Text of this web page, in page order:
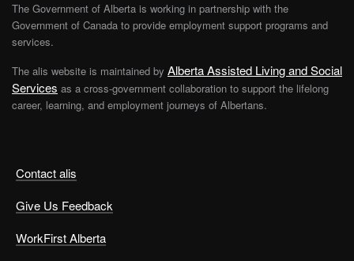
Contact alis
Give Us Feedback
WorkFirst Alberta
The Government of Alberta is working in partnership with the
Government of Canada to provide employment support programs and
services.
The alis website is maintained by Alberta Assisted Living and Social
Services as a cross-government collaboration to support the lifelong
career, learning, and employment journeys of Albertans.